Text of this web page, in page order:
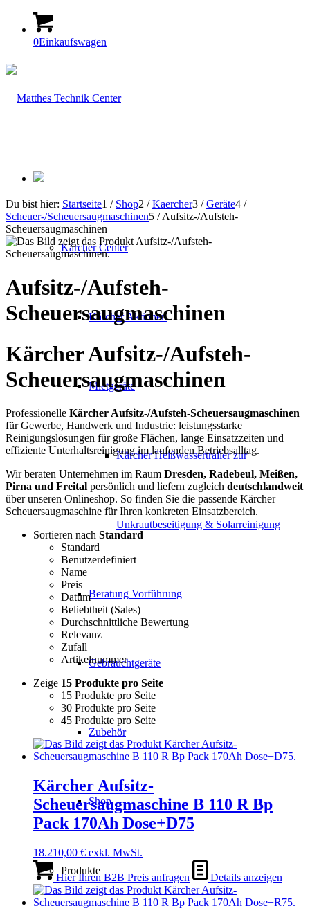
0Einkaufswagen
Kärcher Center
Kärcher Aktionen
Mietgeräte
Kärcher Heißwassertrailer zur
Unkrautbeseitigung & Solarreinigung
Beratung Vorführung
Gebrauchtgeräte
Zubehör
Shop
Produkte
Du bist hier: Startseite1 / Shop2 / Kaercher3 / Geräte4 /
Scheuer-/Scheuersaugmaschinen5 / Aufsitz-/Aufsteh-
Scheuersaugmaschinen
Aufsitz-/Aufsteh-
Scheuersaugmaschinen
Kärcher Aufsitz-/Aufsteh-
Scheuersaugmaschinen
Professionelle Kärcher Aufsitz-/Aufsteh-Scheuersaugmaschinen
für Gewerbe, Handwerk und Industrie: leistungsstarke
Reinigungslösungen für große Flächen, lange Einsatzzeiten und
effiziente Unterhaltsreinigung im laufenden Betriebsalltag.
Wir beraten Unternehmen im Raum Dresden, Radebeul, Meißen,
Pirna und Freital persönlich und liefern zugleich deutschlandweit
über unseren Onlineshop. So finden Sie die passende Kärcher
Scheuersaugmaschine für Ihren konkreten Einsatzbereich.
Sortieren nach Standard
Standard
Benutzerdefiniert
Name
Preis
Datum
Beliebtheit (Sales)
Durchschnittliche Bewertung
Relevanz
Zufall
Artikelnummer
Zeige 15 Produkte pro Seite
15 Produkte pro Seite
30 Produkte pro Seite
45 Produkte pro Seite
Kärcher Aufsitz-
Scheuersaugmaschine B 110 R Bp
Pack 170Ah Dose+D75
18.210,00 € exkl. MwSt.
Hier Ihren B2B Preis anfragen Details anzeigen